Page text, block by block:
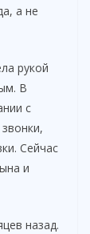
а не
рукой
В
с
Сейчас
и
назад.